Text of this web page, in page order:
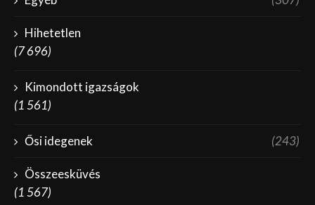
Hihetetlen
(7 696)
Kimondott igazságok
(1 561)
Ősi idegenek (243)
Összeesküvés
(1 567)